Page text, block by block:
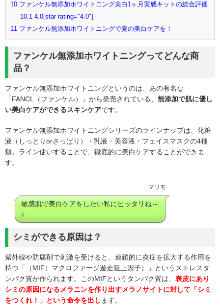
10 ファンケル無添加ホワイトニング美白1ヶ月実感キットの総合評価
10.14.0[star rating="4.0"]
11 ファンケル無添加ホワイトニングで夏の美白ケアを！
ファンケル無添加ホワイトニングってどんな商
品？
ファンケル無添加ホワイトニングというのは、あの有名な
「FANCL（ファンケル）」から発売されている、 無添加で肌に優し
い美白ケアができるスキンケアです。
ファンケル無添加ホワイトニングシリーズのラインナップは、化粧
液（しっとりorさっぱり）・乳液・美容液・フェイスマスクの4種
類。ライン使いすることで、徹底的に美白ケアすることができま
す。
マリモ
敏感肌で美白ケアをしたい私にピッタリね～
♪
シミができる原因は？
紫外線や防腐剤で刺激を受けると、 連鎖的に炎症を拡大する作用を
持つ「（MIF）マクロファージ遊走阻止因子）」というストレスタ
ンパク質が作られます。 このMIFというタンパク質は、 表皮にあり
シミの原因になるメラニンを作り出すメラノサイトに対して「シミ
をつくれ！」という命令を出します。